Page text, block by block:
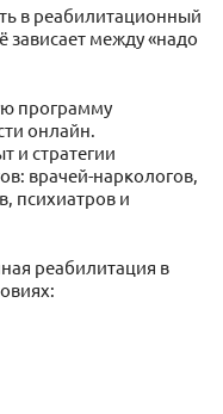
в реабилитационный
зависает между «надо
программу
онлайн.
и стратегии
врачей-наркологов,
психиатров и
реабилитация в